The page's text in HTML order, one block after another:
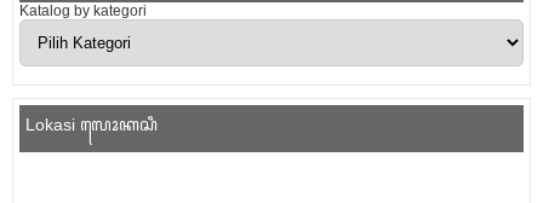
Katalog by kategori
Lokasi ꦭꦺꦴꦏꦱꦶ